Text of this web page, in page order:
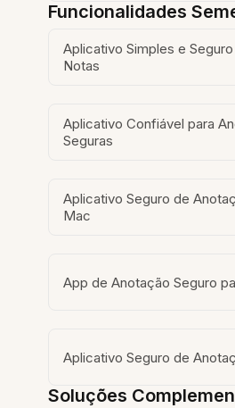
Funcionalidades
Aplicativo Simples e
Notas
Aplicativo Confiável para
Seguras
Aplicativo Seguro de
Mac
App de Anotação Seguro
Aplicativo Seguro de
Soluções